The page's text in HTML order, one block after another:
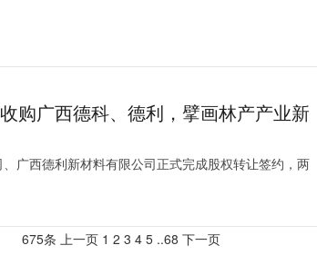
购广西德科、德利，擘画林产产业新
广西德利新材料有限公司正式完成股权转让签约，两
675条 上一页 1 2 3 4 5 ..68 下一页